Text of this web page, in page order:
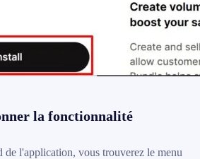
la fonctionnalité
de l'application, vous trouverez le menu